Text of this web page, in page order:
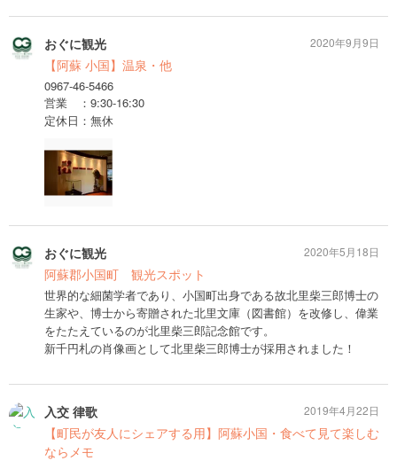
おぐに観光
【阿蘇 小国】温泉・他
0967-46-5466
営業 ：9:30-16:30
定休日：無休
2020年9月9日
おぐに観光
阿蘇郡小国町 観光スポット
世界的な細菌学者であり、小国町出身である故北里柴三郎博士の
生家や、博士から寄贈された北里文庫（図書館）を改修し、偉業
をたたえているのが北里柴三郎記念館です。
新千円札の肖像画として北里柴三郎博士が採用されました！
2020年5月18日
入交 律歌
【町民が友人にシェアする用】阿蘇小国・食べて見て楽しむ
ならメモ
2019年4月22日